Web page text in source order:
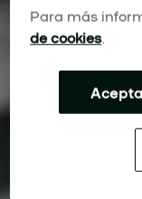
Para más
de cookies.